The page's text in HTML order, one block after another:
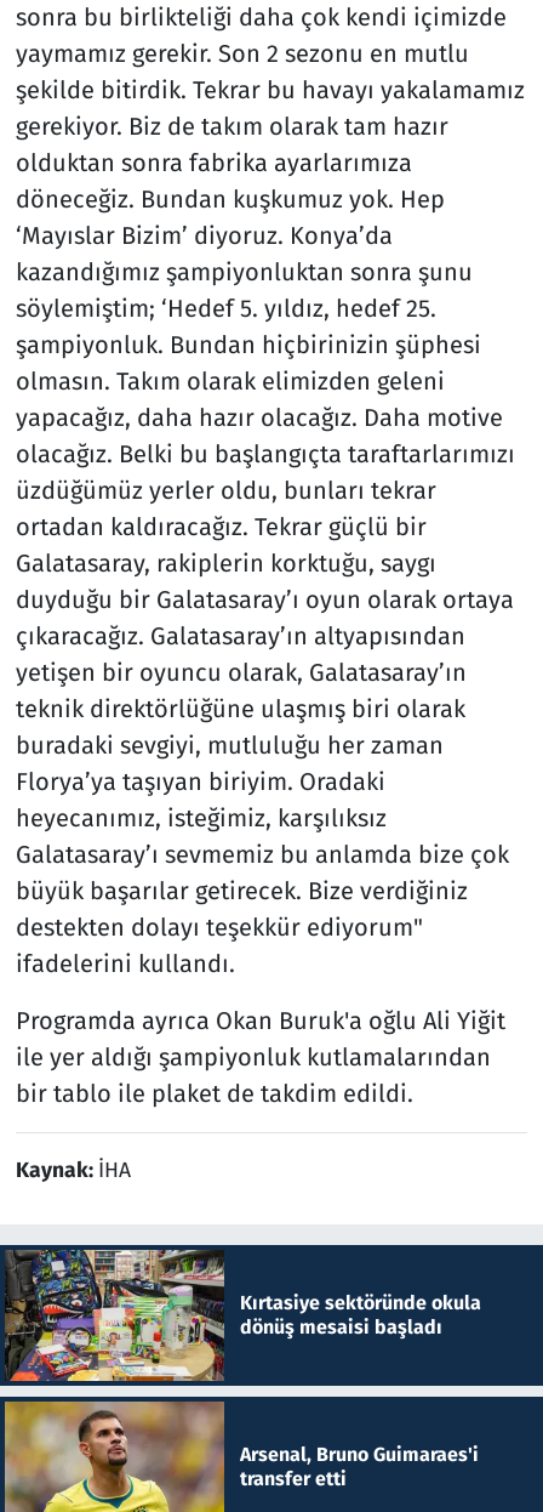
sonra bu birlikteliği daha çok kendi içimizde
yaymamız gerekir. Son 2 sezonu en mutlu
şekilde bitirdik. Tekrar bu havayı yakalamamız
gerekiyor. Biz de takım olarak tam hazır
olduktan sonra fabrika ayarlarımıza
döneceğiz. Bundan kuşkumuz yok. Hep
‘Mayıslar Bizim’ diyoruz. Konya’da
kazandığımız şampiyonluktan sonra şunu
söylemiştim; ‘Hedef 5. yıldız, hedef 25.
şampiyonluk. Bundan hiçbirinizin şüphesi
olmasın. Takım olarak elimizden geleni
yapacağız, daha hazır olacağız. Daha motive
olacağız. Belki bu başlangıçta taraftarlarımızı
üzdüğümüz yerler oldu, bunları tekrar
ortadan kaldıracağız. Tekrar güçlü bir
Galatasaray, rakiplerin korktuğu, saygı
duyduğu bir Galatasaray’ı oyun olarak ortaya
çıkaracağız. Galatasaray’ın altyapısından
yetişen bir oyuncu olarak, Galatasaray’ın
teknik direktörlüğüne ulaşmış biri olarak
buradaki sevgiyi, mutluluğu her zaman
Florya’ya taşıyan biriyim. Oradaki
heyecanımız, isteğimiz, karşılıksız
Galatasaray’ı sevmemiz bu anlamda bize çok
büyük başarılar getirecek. Bize verdiğiniz
destekten dolayı teşekkür ediyorum"
ifadelerini kullandı.
Programda ayrıca Okan Buruk'a oğlu Ali Yiğit
ile yer aldığı şampiyonluk kutlamalarından
bir tablo ile plaket de takdim edildi.
Kaynak: İHA
Kırtasiye sektöründe okula
dönüş mesaisi başladı
Arsenal, Bruno Guimaraes'i
transfer etti